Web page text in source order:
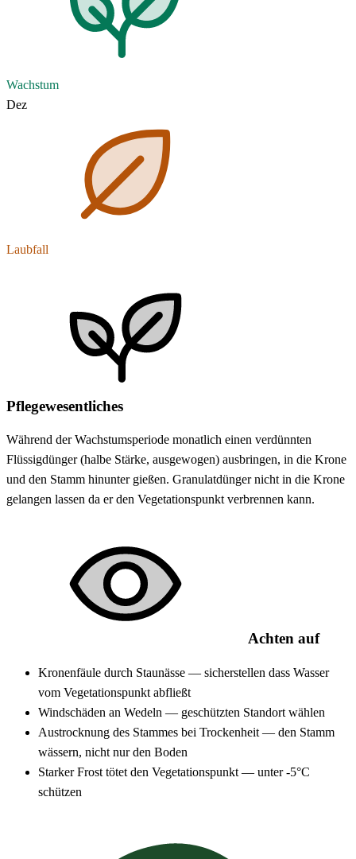
Wachstum
Dez
Laubfall
Pflegewesentliches
Während der Wachstumsperiode monatlich einen verdünnten
Flüssigdünger (halbe Stärke, ausgewogen) ausbringen, in die Krone
und den Stamm hinunter gießen. Granulatdünger nicht in die Krone
gelangen lassen da er den Vegetationspunkt verbrennen kann.
Achten auf
Kronenfäule durch Staunässe — sicherstellen dass Wasser
vom Vegetationspunkt abfließt
Windschäden an Wedeln — geschützten Standort wählen
Austrocknung des Stammes bei Trockenheit — den Stamm
wässern, nicht nur den Boden
Starker Frost tötet den Vegetationspunkt — unter -5°C
schützen